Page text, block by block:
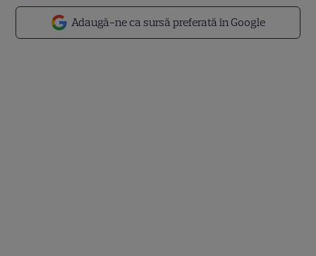
Adaugă-ne ca sursă preferată în Google